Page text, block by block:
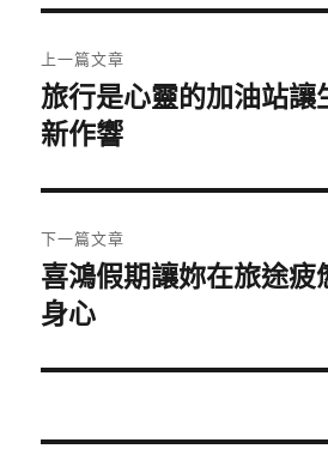
章
導
覽
上一篇文章
上
一
文
章:
旅行是心靈的加油站讓
新作響
下一篇文章
下
一
文
喜鴻假期讓妳在旅途疲
身心